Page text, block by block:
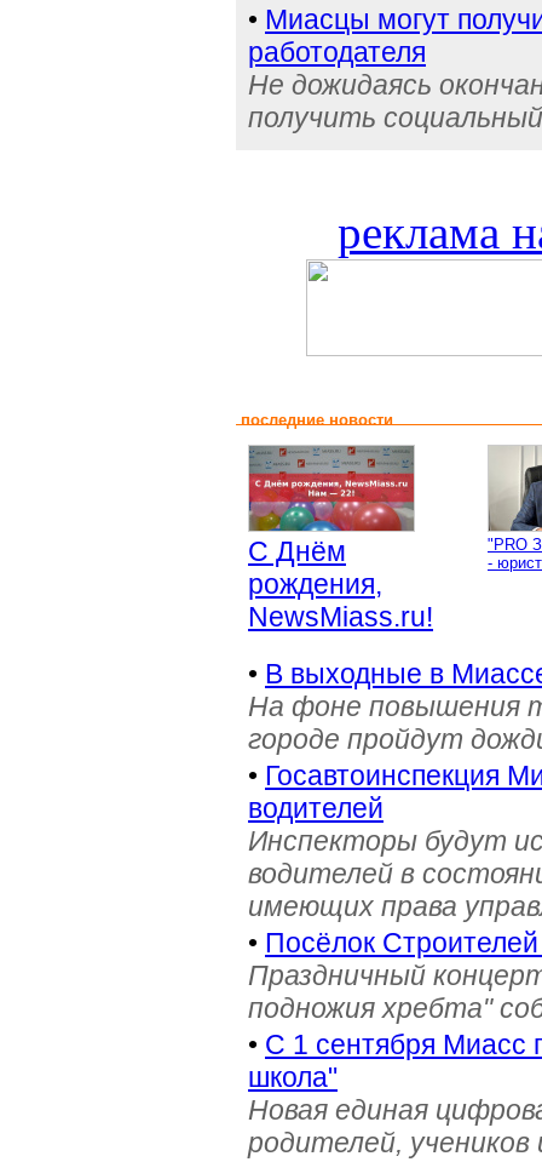
• Миасцы могут
работодателя
Не дожидаясь
получить
реклама
последние новости
С Днём
рождения,
NewsMiass.ru!
"PRO
-
• В выходные в
На фоне повышения
городе пройдут
• Госавтоинспекция
водителей
Инспекторы будут
водителей в
имеющих права
• Посёлок
Праздничный
подножия хребта"
• С 1 сентября Миасс
школа"
Новая единая
родителей, учеников